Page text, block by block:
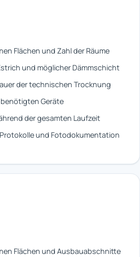
Flächen und Zahl der Räume
und möglicher Dämmschicht
der technischen Trocknung
Geräte
der gesamten Laufzeit
und Fotodokumentation
Flächen und Ausbauabschnitte